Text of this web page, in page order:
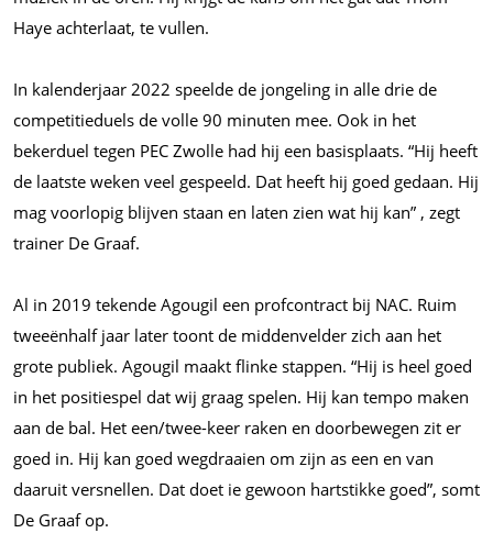
Haye achterlaat, te vullen.
In kalenderjaar 2022 speelde de jongeling in alle drie de
competitieduels de volle 90 minuten mee. Ook in het
bekerduel tegen PEC Zwolle had hij een basisplaats. “Hij heeft
de laatste weken veel gespeeld. Dat heeft hij goed gedaan. Hij
mag voorlopig blijven staan en laten zien wat hij kan” , zegt
trainer De Graaf.
Al in 2019 tekende Agougil een profcontract bij NAC. Ruim
tweeënhalf jaar later toont de middenvelder zich aan het
grote publiek. Agougil maakt flinke stappen. “Hij is heel goed
in het positiespel dat wij graag spelen. Hij kan tempo maken
aan de bal. Het een/twee-keer raken en doorbewegen zit er
goed in. Hij kan goed wegdraaien om zijn as een en van
daaruit versnellen. Dat doet ie gewoon hartstikke goed”, somt
De Graaf op.